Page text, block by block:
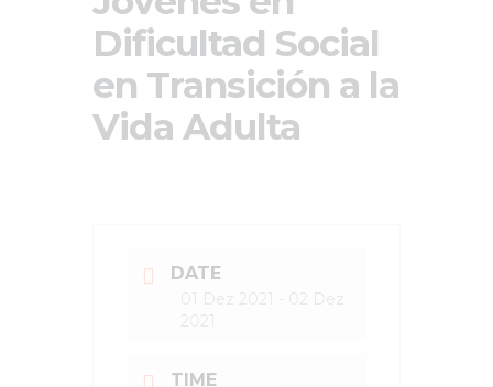
Dificultad Social
en Transición a la
Vida Adulta
DATE
TIME